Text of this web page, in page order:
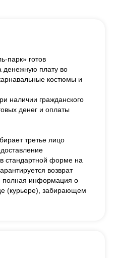
парк» готов
денежную плату во
костюмы и
наличии гражданского
денег и оплаты
третье лицо
стандартной форме на
возврат
полная информация о
(курьере), забирающем